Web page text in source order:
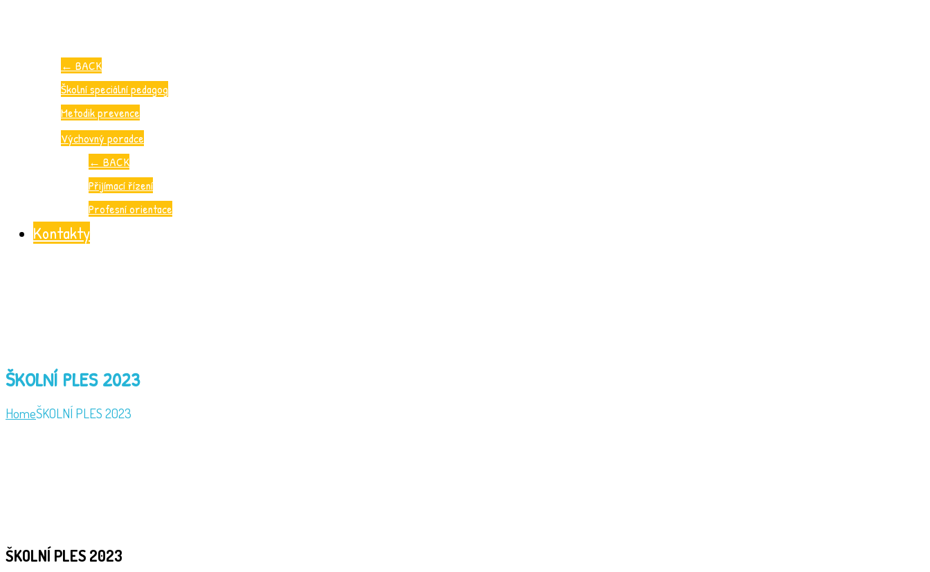
← BACK
Školní speciální pedagog
Metodik prevence
Výchovný poradce
← BACK
Přijímací řízení
Profesní orientace
Kontakty
ŠKOLNÍ PLES 2023
HomeŠKOLNÍ PLES 2023
ŠKOLNÍ PLES 2023